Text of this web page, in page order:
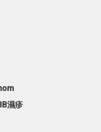
濕疹